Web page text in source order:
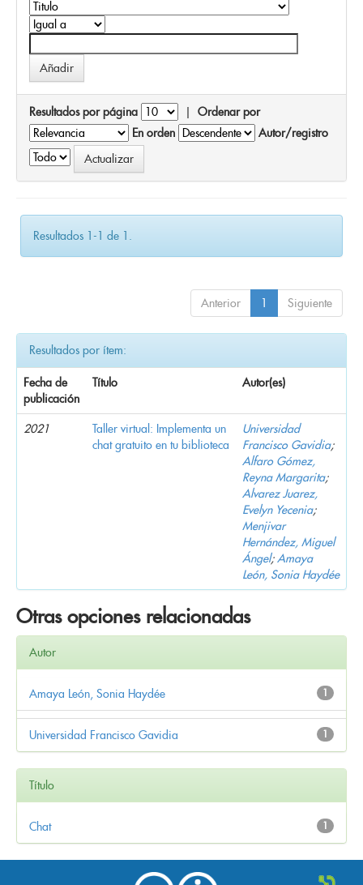
Resultados por página | Ordenar por
En orden
Autor/registro
Resultados 1-1 de 1.
Anterior 1 Siguiente
Resultados por ítem:
Fecha de
publicación
Título Autor(es)
2021
Taller virtual: Implementa un
chat gratuito en tu biblioteca
Universidad
Francisco Gavidia;
Alfaro Gómez,
Reyna Margarita;
Alvarez Juarez,
Evelyn Yecenia;
Menjivar
Hernández, Miguel
Ángel; Amaya
León, Sonia Haydée
Otras opciones relacionadas
Autor
1
Amaya León, Sonia Haydée
1
Universidad Francisco Gavidia
Título
1
Chat